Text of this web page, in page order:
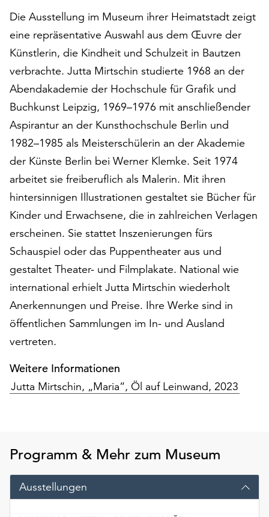
auf
akzeptieren“,
um
alle
Cookies
zu
akzeptieren.
Sie
können
Ihr
Einverständnis
jederzeit
ändern
widerrufen.
Dafür
steht
am
Ende
der
Seite
die
Schaltfläche
Einstellungen“
zur
auch
Ihr
Einverständnis
Die Ausstellung im Museum ihrer Heimatstadt zeigt
eine repräsentative Auswahl aus dem Œuvre der
Künstlerin, die Kindheit und Schulzeit in Bautzen
verbrachte. Jutta Mirtschin studierte 1968 an der
Abendakademie der Hochschule für Grafik und
Buchkunst Leipzig, 1969–1976 mit anschließender
Aspirantur an der Kunsthochschule Berlin und
1982–1985 als Meisterschülerin an der Akademie
der Künste Berlin bei Werner Klemke. Seit 1974
arbeitet sie freiberuflich als Malerin. Mit ihren
hintersinnigen Illustrationen gestaltet sie Bücher für
Kinder und Erwachsene, die in zahlreichen Verlagen
erscheinen. Sie stattet Inszenierungen fürs
Schauspiel oder das Puppentheater aus und
gestaltet Theater- und Filmplakate. National wie
international erhielt Jutta Mirtschin wiederholt
Anerkennungen und Preise. Ihre Werke sind in
öffentlichen Sammlungen im In- und Ausland
vertreten.
Weitere Informationen
Jutta Mirtschin, „Maria“, Öl auf Leinwand, 2023
Programm & Mehr zum Museum
Ausstellungen